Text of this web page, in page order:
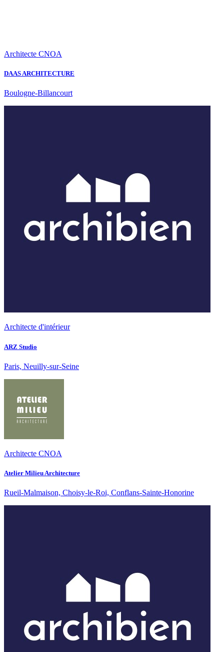
Architecte CNOA
DAAS ARCHITECTURE
Boulogne-Billancourt
Architecte d'intérieur
ARZ Studio
Paris, Neuilly-sur-Seine
Architecte CNOA
Atelier Milieu Architecture
Rueil-Malmaison, Choisy-le-Roi, Conflans-Sainte-Honorine